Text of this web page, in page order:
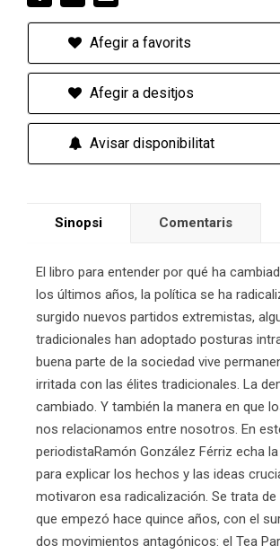
Afegir a favorits
Afegir a desitjos
Avisar disponibilitat
Sinopsi Comentaris
El libro para entender por qué ha
los últimos años, la política se ha
surgido nuevos partidos extremistas,
tradicionales han adoptado posturas
buena parte de la sociedad vive
irritada con las élites tradicionales. La
cambiado. Y también la manera en que
nos relacionamos entre nosotros. En
periodistaRamón González Férriz echa
para explicar los hechos y las ideas
motivaron esa radicalización. Se trata
que empezó hace quince años, con el
dos movimientos antagónicos: el Tea